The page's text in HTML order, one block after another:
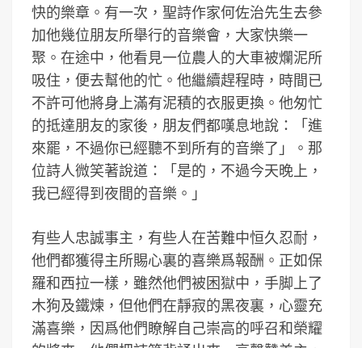
快的樂章。有一次，聖詩作家何佐治先生去參
加他幾位朋友所舉行的音樂會，大家快樂一
聚。在途中，他看見一位農人的大車被爛泥所
吸住，便去幫他的忙。他繼續趕程時，時間已
不許可他將身上滿有泥積的衣服更換。他匆忙
的抵達朋友的家後，朋友們都嘆息地說：「進
來罷，不過你已經聽不到所有的音樂了」。那
位詩人微笑著說道：「是的，不過今天晚上，
我已經得到夜間的音樂。」
有些人忠誠事主，有些人在苦難中恒久忍耐，
他們都獲得主所賜心裏的喜樂爲報酬。正如保
羅和西拉一樣，雖然他們被困獄中，手脚上了
木狗及鐵煉，但他們在靜寂的黑夜裏，心靈充
滿喜樂，因爲他們瞭解自己崇高的呼召和榮耀